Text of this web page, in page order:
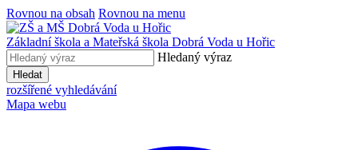
Rovnou na obsah Rovnou na menu
Základní škola a Mateřská škola Dobrá Voda u Hořic
Hledaný výraz
Hledat
rozšířené vyhledávání
Mapa webu